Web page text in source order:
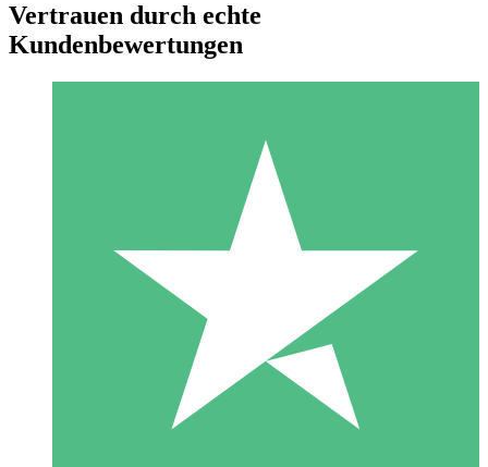
Individuelle Credit-Pakete
Zahlen Sie nach Bedarf mit Download-Credits. Keine
monatliche Verpflichtung erforderlich.
10 00
Vertrauen durch echte
Kundenbewertungen